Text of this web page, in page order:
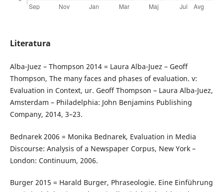
Literatura
Alba-Juez – Thompson 2014 = Laura Alba-Juez – Geoff
Thompson, The many faces and phases of evaluation. v:
Evaluation in Context, ur. Geoff Thompson – Laura Alba-Juez,
Amsterdam – Philadelphia: John Benjamins Publishing
Company, 2014, 3–23.
Bednarek 2006 = Monika Bednarek, Evaluation in Media
Discourse: Analysis of a Newspaper Corpus, New York –
London: Continuum, 2006.
Burger 2015 = Harald Burger, Phraseologie. Eine Einführung